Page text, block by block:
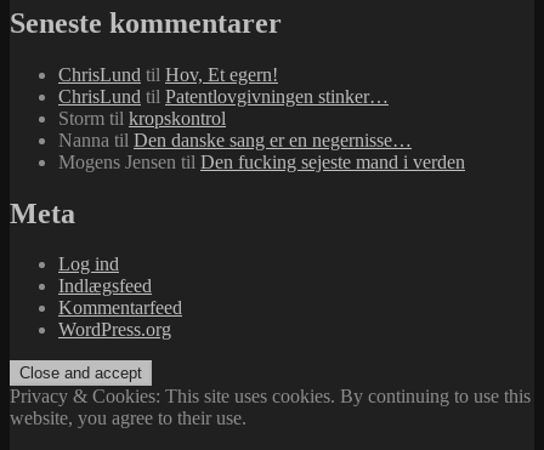
Seneste kommentarer
ChrisLund til Hov, Et egern!
ChrisLund til Patentlovgivningen stinker…
Storm til kropskontrol
Nanna til Den danske sang er en negernisse…
Mogens Jensen til Den fucking sejeste mand i verden
Meta
Log ind
Indlægsfeed
Kommentarfeed
WordPress.org
Privacy & Cookies: This site uses cookies. By continuing to use this
website, you agree to their use.